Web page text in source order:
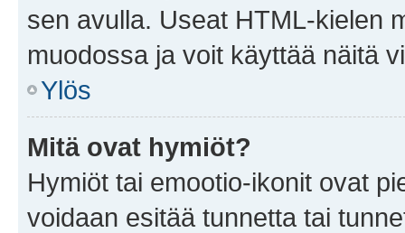
sen avulla. Useat HTML-kielen
muodossa ja voit käyttää näitä
Ylös
Mitä ovat hymiöt?
Hymiöt tai emootio-ikonit ovat
voidaan esitää tunnetta tai